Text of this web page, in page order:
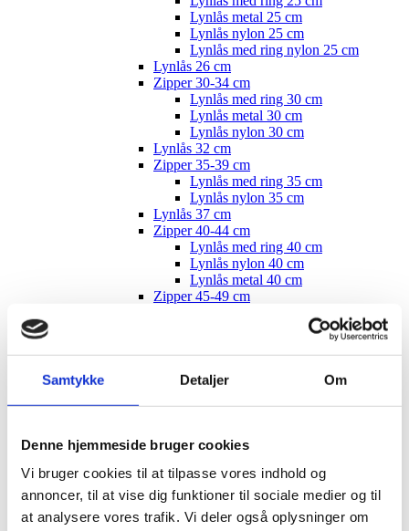
Samtykke Detaljer Om
Denne hjemmeside bruger cookies
Vi bruger cookies til at tilpasse vores indhold og
annoncer, til at vise dig funktioner til sociale medier og til
at analysere vores trafik. Vi deler også oplysninger om
Lynlås metal 25 cm
Lynlås nylon 25 cm
Lynlås med ring nylon 25 cm
Lynlås 26 cm
Zipper 30-34 cm
Lynlås med ring 30 cm
Lynlås metal 30 cm
Lynlås nylon 30 cm
Lynlås 32 cm
Zipper 35-39 cm
Lynlås med ring 35 cm
Lynlås nylon 35 cm
Lynlås 37 cm
Zipper 40-44 cm
Lynlås med ring 40 cm
Lynlås nylon 40 cm
Lynlås metal 40 cm
Zipper 45-49 cm
Lynlåse 55 cm
Lynlåse 70-100 cm
Lynlås 15 cm
Bias tape
Bånd - skråbånd / kantbånd
Broderet bånd